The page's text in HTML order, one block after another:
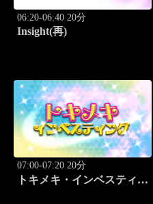
06:20-06:40 20分
Insight(再)
07:00-07:20 20分
トキメキ・インベスティン